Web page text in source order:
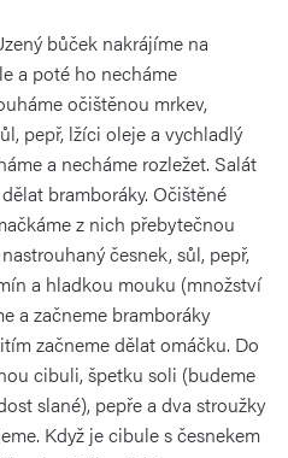
bůček nakrájíme na
a poté ho necháme
očištěnou mrkev,
pepř, lžíci oleje a vychladlý
a necháme rozležet. Salát
bramboráky. Očištěné
z nich přebytečnou
česnek, sůl, pepř,
a hladkou mouku (množství
a začneme bramboráky
začneme dělat omáčku. Do
cibuli, špetku soli (budeme
slané), pepře a dva stroužky
Když je cibule s česnekem